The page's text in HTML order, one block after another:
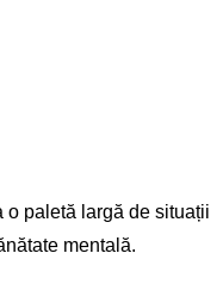
o paletă largă de situații
mentală.